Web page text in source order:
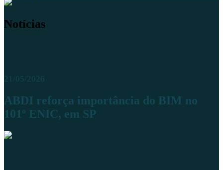
Notícias
21/05/2026
ABDI reforça importância do BIM no
101º ENIC, em SP